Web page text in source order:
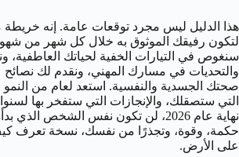
هذا الدليل ليس مجرد توقعات عامة. إنه
لتكون رفيقك الموثوق به خلال كل شهر من شهور
سنغوص في التيارات الخفية لحياتك العاطفية،
والتحديات في مسارك المهني، ونقدم لك
صحتك الجسدية والنفسية. استعد لعام من النمو
التي ستصقلك، والإنجازات التي ستفخر بها
نهاية عام 2026، لن تكون نفس الشخص
حكمة، وقوة، وتجذرًا من نفسك، نسخة تعرف كيف
على الأرض.